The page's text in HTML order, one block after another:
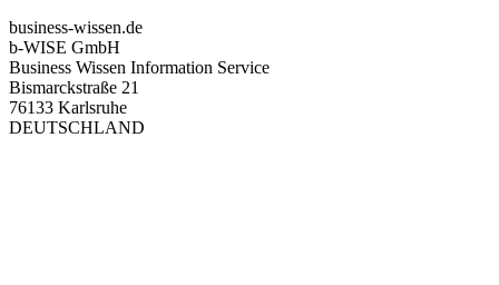
business-wissen.de
b-WISE GmbH
Business Wissen Information Service
Bismarckstraße 21
76133 Karlsruhe
DEUTSCHLAND